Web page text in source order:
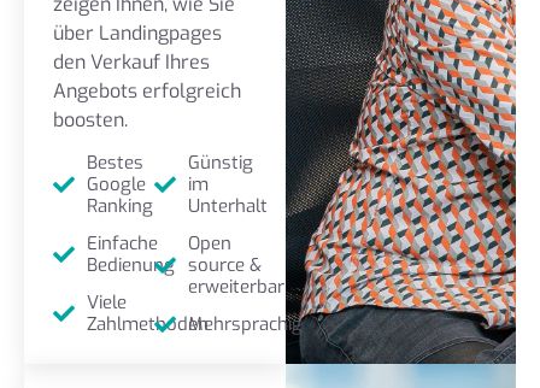
über Landingpages
den Verkauf Ihres
Angebots erfolgreich
boosten.
Bestes
Google
Ranking
Einfache
Bedienung
Viele
Zahlmethoden
Günstig
im
Unterhalt
Open
source &
erweiterbar
Mehrsprachig